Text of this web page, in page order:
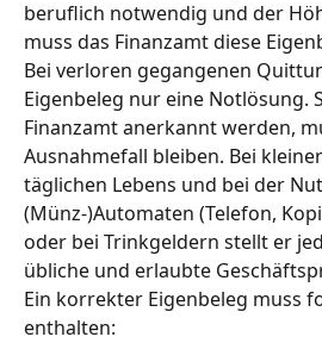
beruflich notwendig und der
muss das Finanzamt diese
Bei verloren gegangenen
Eigenbeleg nur eine Notlösung.
Finanzamt anerkannt werden,
Ausnahmefall bleiben. Bei
täglichen Lebens und bei der
(Münz-)Automaten (Telefon,
oder bei Trinkgeldern stellt er
übliche und erlaubte
Ein korrekter Eigenbeleg muss
enthalten: